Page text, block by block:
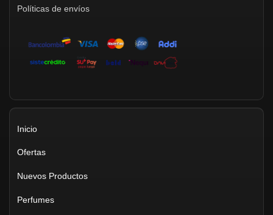
Políticas de envíos
Inicio
Ofertas
Nuevos Productos
Perfumes